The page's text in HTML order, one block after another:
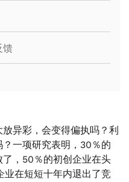
馈
异彩，会变得偏执吗？利
一项研究表明，30％的
，50％的初创企业在头
业在短短十年内退出了竞